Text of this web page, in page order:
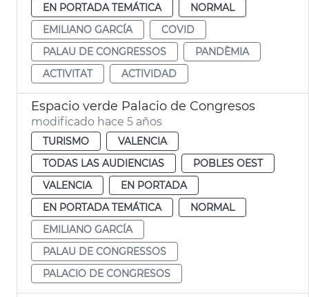
EN PORTADA TEMÁTICA
NORMAL
EMILIANO GARCÍA
COVID
PALAU DE CONGRESSOS
PANDÈMIA
ACTIVITAT
ACTIVIDAD
Espacio verde Palacio de Congresos
modificado hace 5 años
TURISMO
VALENCIA
TODAS LAS AUDIENCIAS
POBLES OEST
VALENCIA
EN PORTADA
EN PORTADA TEMÁTICA
NORMAL
EMILIANO GARCÍA
PALAU DE CONGRESSOS
PALACIO DE CONGRESOS